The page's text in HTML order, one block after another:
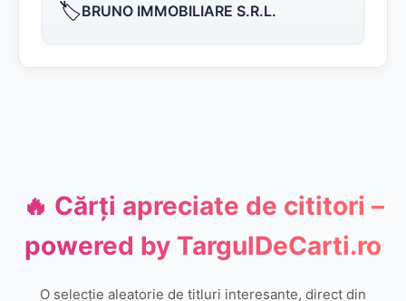
🏷️BRUNO IMMOBILIARE S.R.L.
🔥 Cărți apreciate de cititori –
powered by TargulDeCarti.ro
O selecție aleatorie de titluri interesante, direct din